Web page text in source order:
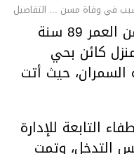
في وفاة مسن ... التفاصيل
توفي يوم أمس مسن يبلغ من العمر 89 سنة
كائن بحي
السمران، حيث أتت
التابعة للإدارة
التدخل، وتمت